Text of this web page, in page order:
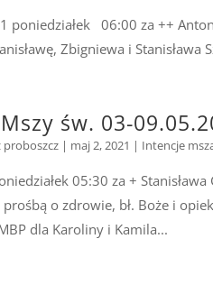
06:00 za ++
Zbigniewa i
św. 03-
proboszcz | maj 2, 2021 | Intencje
05:30 za +
o zdrowie, bł. Boże i
dla Karoliny i Kamila...